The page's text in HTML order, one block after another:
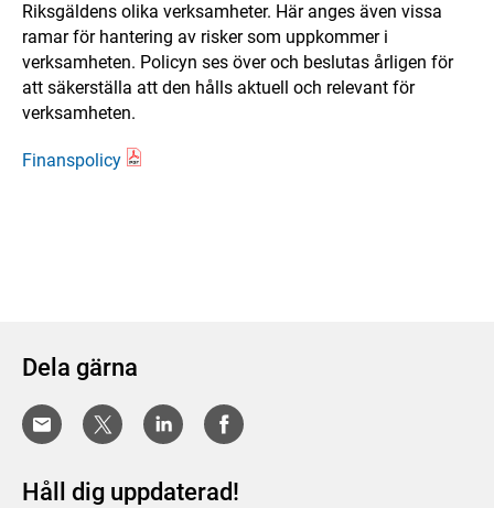
Riksgäldens olika verksamheter. Här anges även vissa
ramar för hantering av risker som uppkommer i
verksamheten. Policyn ses över och beslutas årligen för
att säkerställa att den hålls aktuell och relevant för
verksamheten.
Finanspolicy
Dela gärna
Håll dig uppdaterad!